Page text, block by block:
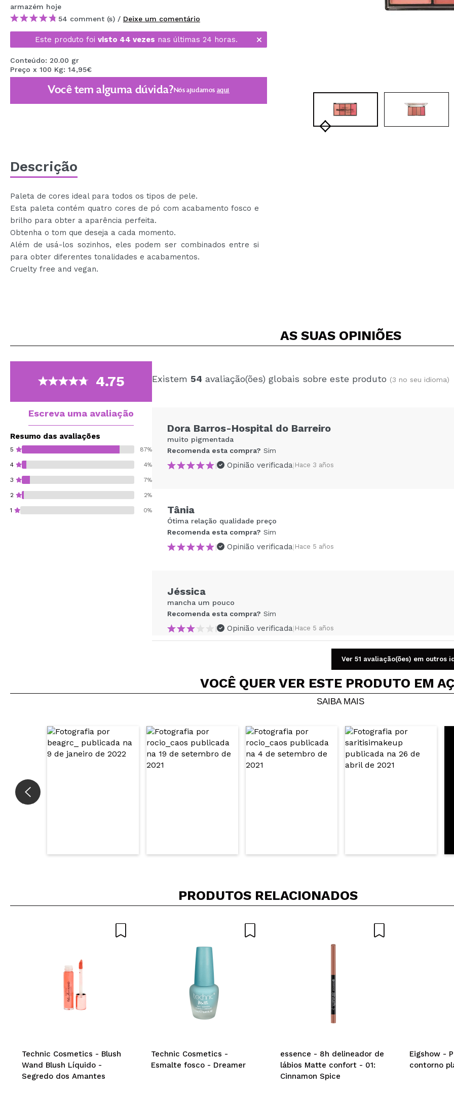
MAQUIFARMA
KOREA ZONE
TRAVEL SIZE
NATURE
DESCONTOS
EM BREVE
armazém hoje
54 comment (s) / Deixe um comentário
Este produto foi visto 44 vezes nas últimas 24 horas.
Conteúdo: 20.00 gr
Preço x 100 Kg: 14,95€
Você tem alguma dúvida?Nós ajudamos aqui
Descrição
Paleta de cores ideal para todos os tipos de pele.
Esta paleta contém quatro cores de pó com acabamento fosco e
brilho para obter a aparência perfeita.
Obtenha o tom que deseja a cada momento.
Além de usá-los sozinhos, eles podem ser combinados entre si
para obter diferentes tonalidades e acabamentos.
Cruelty free and vegan.
AS SUAS OPINIÕES
4.75
Escreva uma avaliação
Resumo das avaliações
5 87%
4 4%
3 7%
2 2%
1 0%
Existem 54 avaliação(ões) globais sobre este produto (3 no seu idioma)
Compartilhar um vídeo ou uma foto
Seu vídeo pode ser o primeiro. Imagine isso...
ENVIAR
Dora Barros-Hospital do Barreiro
muito pigmentada
Recomenda esta compra? Sim
|
Opinião verificada| Hace 3 años
Tânia
Ótima relação qualidade preço
Recomenda esta compra? Sim
|
Opinião verificada| Hace 5 años
Jéssica
mancha um pouco
Recomenda esta compra? Sim
|
Opinião verificada| Hace 5 años
Ver 51 avaliação(ões) em outros
VOCÊ QUER VER ESTE PRODUTO EM
SAIBA MAIS
PRODUTOS RELACIONADOS
Technic Cosmetics - Blush
Wand Blush Líquido -
Segredo dos Amantes
Technic Cosmetics -
Esmalte fosco - Dreamer
essence - 8h delineador de
lábios Matte confort - 01:
Cinnamon Spice
Eigshow -
contorno